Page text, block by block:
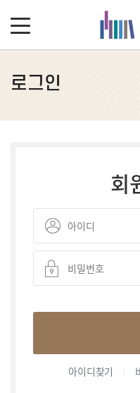
로그인
회
아이디찾기